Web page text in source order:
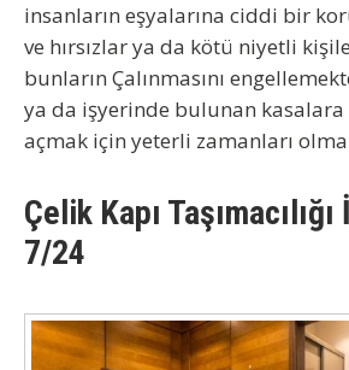
insanların eşyalarına ciddi bir
ve hırsızlar ya da kötü niyetli
bunların Çalınmasını
ya da işyerinde bulunan
açmak için yeterli zamanları
Çelik Kapı
7/24